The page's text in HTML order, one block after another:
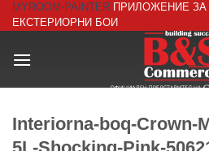
Skip
to
MYROOM-PAINTER ПРИЛОЖЕНИЕ
ЕКСТЕРИОРНИ БОИ
Interiorna-boq-Crown-